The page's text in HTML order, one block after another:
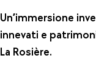
Un’immersione
innevati e
La Rosière.